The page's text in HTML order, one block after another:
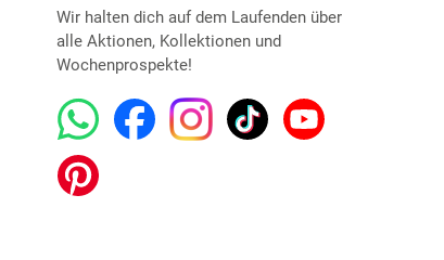
Wir halten dich auf dem Laufenden über
alle Aktionen, Kollektionen und
Wochenprospekte!